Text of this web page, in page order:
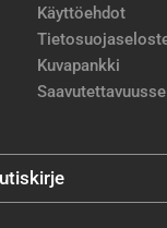
Käyttöehdot
Kuvapankki